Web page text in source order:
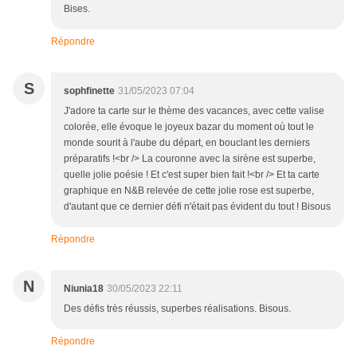
Bises.
Répondre
S sophfinette 31/05/2023 07:04
J'adore ta carte sur le thème des vacances, avec cette valise
colorée, elle évoque le joyeux bazar du moment où tout le
monde sourit à l'aube du départ, en bouclant les derniers
préparatifs !<br /> La couronne avec la sirène est superbe,
quelle jolie poésie ! Et c'est super bien fait !<br /> Et ta carte
graphique en N&B relevée de cette jolie rose est superbe,
d'autant que ce dernier défi n'était pas évident du tout ! Bisous
Répondre
N Niunia18 30/05/2023 22:11
Des défis très réussis, superbes réalisations. Bisous.
Répondre